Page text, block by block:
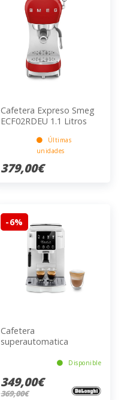
Cafetera Expreso Smeg
ECF02RDEU 1.1 Litros
Beige 330x149x329 mm
Últimas
unidades
379,00€
-6%
Cafetera
superautomatica
ECAM220.20.W
Disponible
349,00€
369,00€